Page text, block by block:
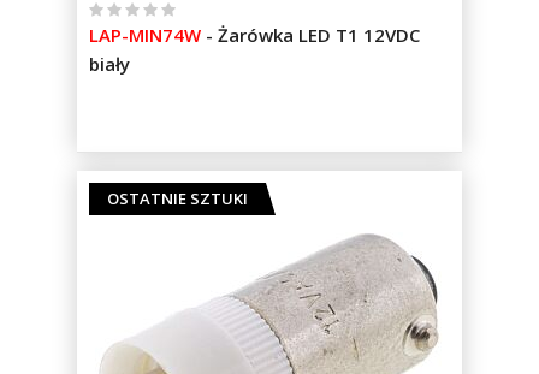
%
of
100
LAP-MIN74W - Żarówka LED T1 12VDC
biały
OSTATNIE SZTUKI